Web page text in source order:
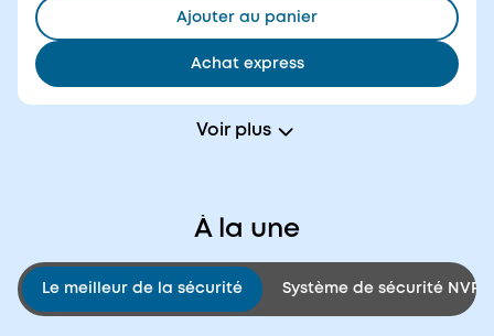
Ajouter au panier
Achat express
Voir plus
À la une
Le meilleur de la sécurité Système de sécurité NVR